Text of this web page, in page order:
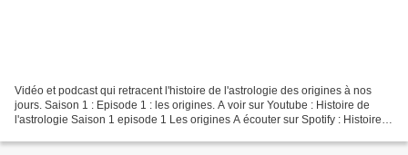
Vidéo et podcast qui retracent l'histoire de l'astrologie des origines à nos
jours. Saison 1 : Episode 1 : les origines. A voir sur Youtube : Histoire de
l'astrologie Saison 1 episode 1 Les origines A écouter sur Spotify : Histoire